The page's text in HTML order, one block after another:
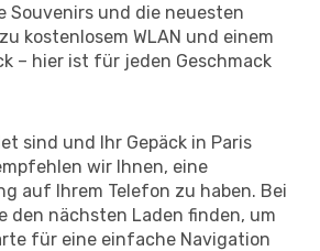
Souvenirs und die neuesten
kostenlosem WLAN und einem
– hier ist für jeden Geschmack
sind und Ihr Gepäck in Paris
wir Ihnen, eine
auf Ihrem Telefon zu haben. Bei
den nächsten Laden finden, um
für eine einfache Navigation